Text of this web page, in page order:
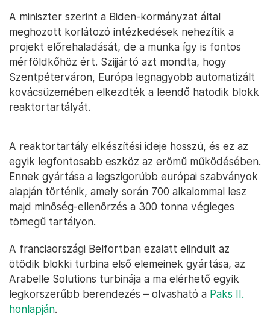
A miniszter szerint a Biden-kormányzat által
meghozott korlátozó intézkedések nehezítik a
projekt előrehaladását, de a munka így is fontos
mérföldkőhöz ért. Szijjártó azt mondta, hogy
Szentpéterváron, Európa legnagyobb automatizált
kovácsüzemében elkezdték a leendő hatodik blokk
reaktortartályát.
A reaktortartály elkészítési ideje hosszú, és ez az
egyik legfontosabb eszköz az erőmű működésében.
Ennek gyártása a legszigorúbb európai szabványok
alapján történik, amely során 700 alkalommal lesz
majd minőség-ellenőrzés a 300 tonna végleges
tömegű tartályon.
A franciaországi Belfortban ezalatt elindult az
ötödik blokki turbina első elemeinek gyártása, az
Arabelle Solutions turbinája a ma elérhető egyik
legkorszerűbb berendezés – olvasható a Paks II.
honlapján.